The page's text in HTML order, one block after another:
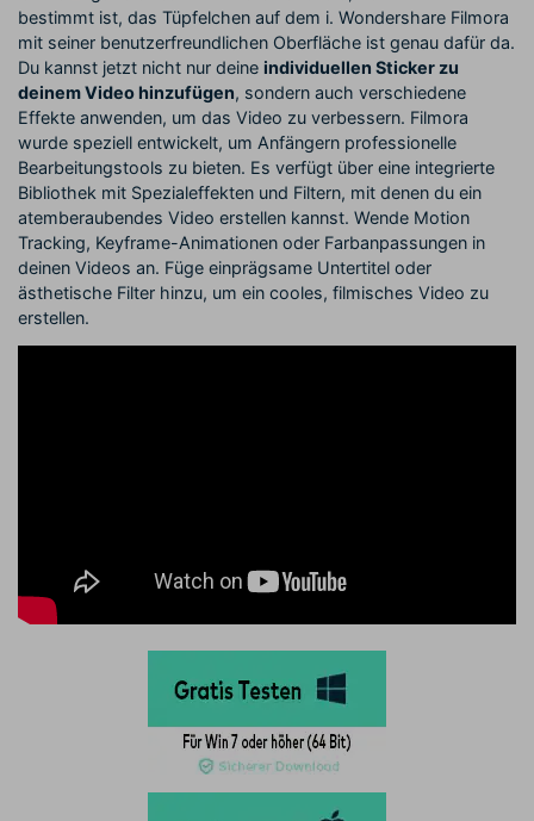
bestimmt ist, das Tüpfelchen auf dem i. Wondershare Filmora
mit seiner benutzerfreundlichen Oberfläche ist genau dafür da.
Du kannst jetzt nicht nur deine individuellen Sticker zu
deinem Video hinzufügen, sondern auch verschiedene
Effekte anwenden, um das Video zu verbessern. Filmora
wurde speziell entwickelt, um Anfängern professionelle
Bearbeitungstools zu bieten. Es verfügt über eine integrierte
Bibliothek mit Spezialeffekten und Filtern, mit denen du ein
atemberaubendes Video erstellen kannst. Wende Motion
Tracking, Keyframe-Animationen oder Farbanpassungen in
deinen Videos an. Füge einprägsame Untertitel oder
ästhetische Filter hinzu, um ein cooles, filmisches Video zu
erstellen.